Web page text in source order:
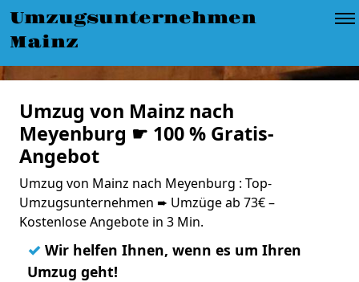
Umzugsunternehmen
Mainz
Umzug von Mainz nach
Meyenburg ☛ 100 % Gratis-
Angebot
Umzug von Mainz nach Meyenburg : Top-
Umzugsunternehmen ➨ Umzüge ab 73€ –
Kostenlose Angebote in 3 Min.
✓ Wir helfen Ihnen, wenn es um Ihren
Umzug geht!